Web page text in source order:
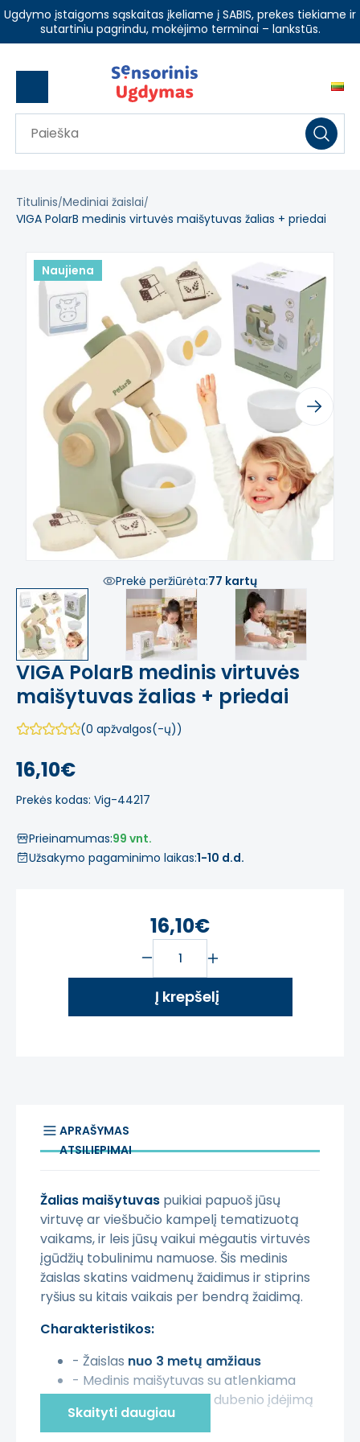
Ugdymo įstaigoms sąskaitas įkeliame į SABIS, prekes tiekiame ir
sutartiniu pagrindu, mokėjimo terminai – lankstūs.
Titulinis Mediniai žaislai
VIGA PolarB medinis virtuvės maišytuvas žalias + priedai
Naujiena
Previous Next
Prekė peržiūrėta:77 kartų
VIGA PolarB medinis virtuvės
maišytuvas žalias + priedai
(0 apžvalgos(-ų))
16,10€
Prekės kodas: Vig-44217
Prieinamumas:99 vnt.
Užsakymo pagaminimo laikas:1-10 d.d.
16,10€
Į krepšelį
APRAŠYMAS
ATSILIEPIMAI
Žalias maišytuvas puikiai papuoš jūsų
virtuvę ar viešbučio kampelį tematizuotą
vaikams, ir leis jūsų vaikui mėgautis virtuvės
įgūdžių tobulinimu namuose. Šis medinis
žaislas skatins vaidmenų žaidimus ir stiprins
ryšius su kitais vaikais per bendrą žaidimą.
Charakteristikos:
- Žaislas nuo 3 metų amžiaus
- Medinis maišytuvas su atlenkiama
rankena, lengvinančia dubenio įdėjimą
ir išėmimą
Skaityti daugiau